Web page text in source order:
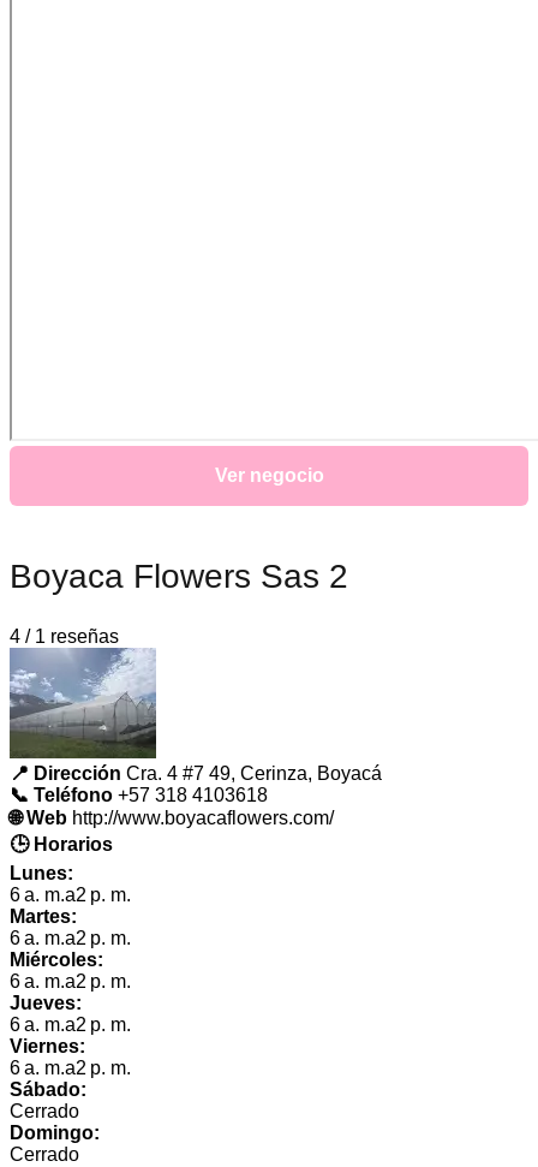
Ver negocio
Boyaca Flowers Sas 2
4 / 1 reseñas
📍 Dirección Cra. 4 #7 49, Cerinza, Boyacá
📞 Teléfono +57 318 4103618
🌐 Web http://www.boyacaflowers.com/
🕒 Horarios
Lunes:
6 a. m.a2 p. m.
Martes:
6 a. m.a2 p. m.
Miércoles:
6 a. m.a2 p. m.
Jueves:
6 a. m.a2 p. m.
Viernes:
6 a. m.a2 p. m.
Sábado:
Cerrado
Domingo:
Cerrado